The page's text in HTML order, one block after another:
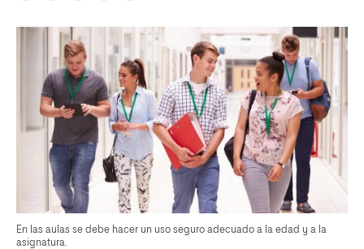
En las aulas se debe hacer un uso seguro adecuado a la edad y a la
asignatura.